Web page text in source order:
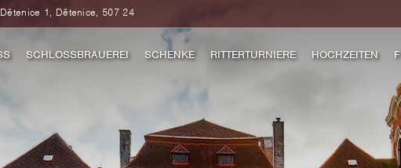
Dětenice 1, Dětenice, 507 24
SCHLOSSBRAUEREI SCHENKE
MITTELALTER PROGRAMM
ROMANTISCHE
AUFENTHALTE
RITTERTURNIERE HOCHZEITEN